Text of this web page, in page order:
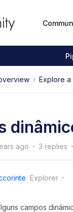
Explore a
ago 3 replies
Explorer
campos